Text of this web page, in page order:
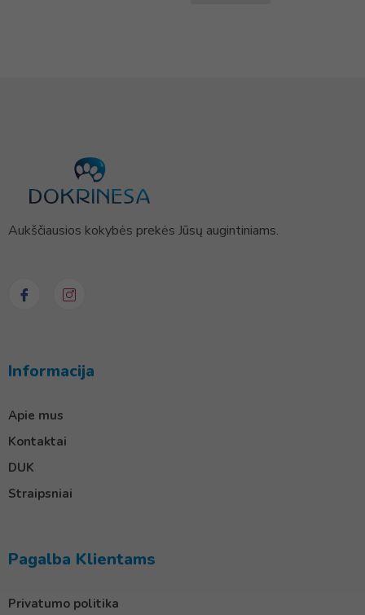
Aukščiausios kokybės prekės Jūsų augintiniams.
Informacija
Apie mus
Kontaktai
DUK
Straipsniai
Pagalba Klientams
Privatumo politika